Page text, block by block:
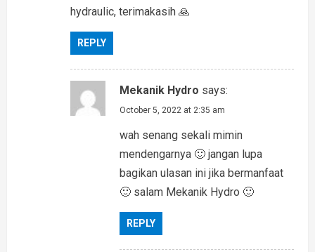
hydraulic, terimakasih 🙏
REPLY
Mekanik Hydro says:
October 5, 2022 at 2:35 am
wah senang sekali mimin
mendengarnya 🙂 jangan lupa
bagikan ulasan ini jika bermanfaat
🙂 salam Mekanik Hydro 🙂
REPLY